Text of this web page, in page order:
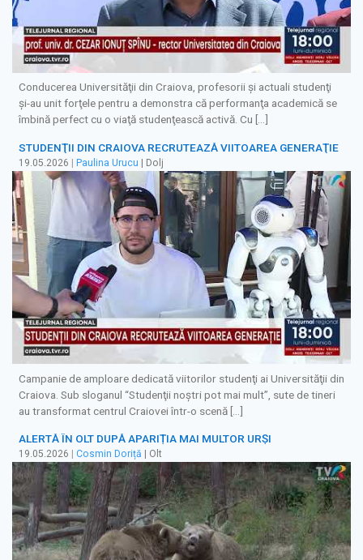
Conducerea Universităţii din Craiova, profesorii şi actuali studenţi
şi-au unit forţele pentru a demonstra că performanţa academică se
îmbină perfect cu o viaţă studenţească activă. Cu […]
STUDENŢII DIN CRAIOVA RECRUTEAZĂ VIITOAREA GENERAŢIE
19.05.2026 | Paulina Urucu | Dolj
Campanie de amploare dedicată viitorilor studenţi ai Universităţii din
Craiova. Sub sloganul “Studenţii noştri pot mai mult”, sute de tineri
au transformat centrul Craiovei într-o scenă […]
ALERTĂ ÎN OLT DUPĂ APARIȚIA MAI MULTOR URȘI
19.05.2026 Cosmin Doriță | Olt